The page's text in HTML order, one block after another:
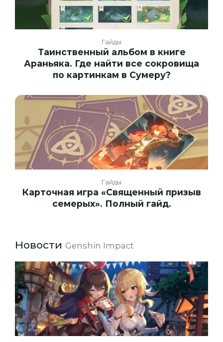
Гайды
Таинственный альбом в книге
Араньяка. Где найти все сокровища
по картинкам в Сумеру?
Гайды
Карточная игра «Священный призыв
семерых». Полный гайд.
Новости Genshin Impact